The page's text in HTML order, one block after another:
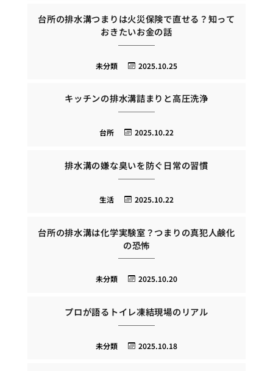
台所の排水溝つまりは火災保険で直せる？知って
おきたいお金の話
2025.10.25
未分類
キッチンの排水溝詰まりと高圧洗浄
2025.10.22
台所
排水溝の嫌な臭いを防ぐ日常の習慣
2025.10.22
生活
台所の排水溝は化学実験室？つまりの真犯人鹸化
の恐怖
2025.10.20
未分類
プロが語るトイレ凍結現場のリアル
2025.10.18
未分類